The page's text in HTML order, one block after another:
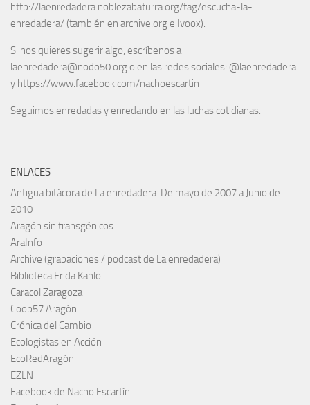
http://laenredadera.noblezabaturra.org/tag/escucha-la-
enredadera/ (también en archive.org e Ivoox).
Si nos quieres sugerir algo, escríbenos a
laenredadera@nodo50.org o en las redes sociales: @laenredadera
y https://www.facebook.com/nachoescartin
Seguimos enredadas y enredando en las luchas cotidianas.
ENLACES
Antigua bitácora de La enredadera. De mayo de 2007 a Junio de
2010
Aragón sin transgénicos
AraInfo
Archive (grabaciones / podcast de La enredadera)
Biblioteca Frida Kahlo
Caracol Zaragoza
Coop57 Aragón
Crónica del Cambio
Ecologistas en Acción
EcoRedAragón
EZLN
Facebook de Nacho Escartín